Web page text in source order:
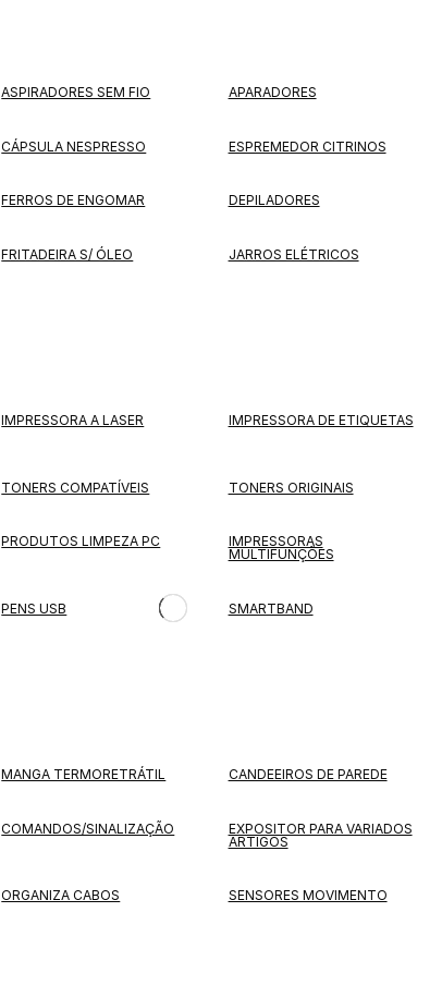
ASPIRADORES SEM FIO APARADORES
CÁPSULA NESPRESSO ESPREMEDOR CITRINOS
FERROS DE ENGOMAR DEPILADORES
FRITADEIRA S/ ÓLEO JARROS ELÉTRICOS
IMPRESSORA A LASER IMPRESSORA DE ETIQUETAS
TONERS COMPATÍVEIS TONERS ORIGINAIS
PRODUTOS LIMPEZA PC
IMPRESSORAS
MULTIFUNÇÕES
PENS USB SMARTBAND
MANGA TERMORETRÁTIL CANDEEIROS DE PAREDE
COMANDOS/SINALIZAÇÃO
EXPOSITOR PARA VARIADOS
ARTIGOS
ORGANIZA CABOS SENSORES MOVIMENTO